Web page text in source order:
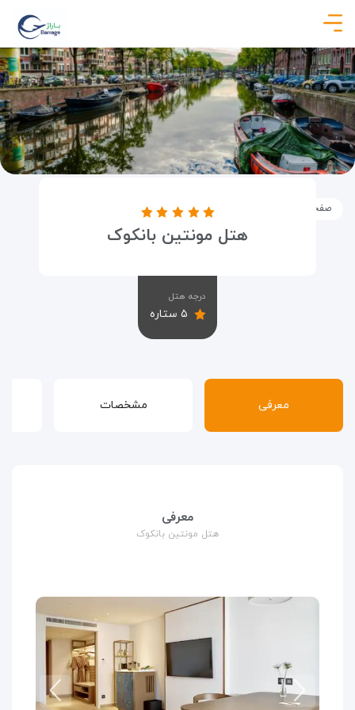
صفحه نخست اقامتگاه ها هتل مونتین بانکوک
هتل مونتین بانکوک
درجه هتل
معرفی مشخصات
معرفی
هتل مونتین بانکوک